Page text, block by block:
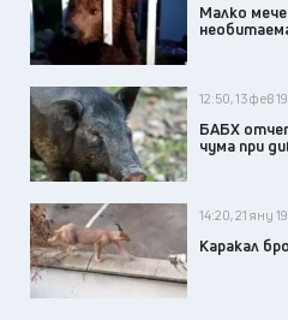
Малко
12:50, 13 фев 19
БАБХ
чума при
14:20, 21 яну
Каракал